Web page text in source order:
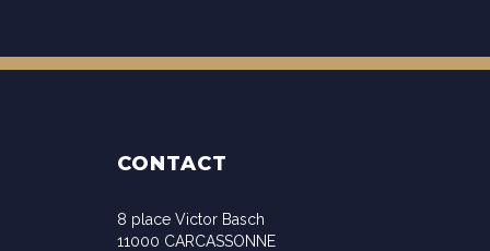
CONTACT
8 place Victor Basch
11000 CARCASSONNE